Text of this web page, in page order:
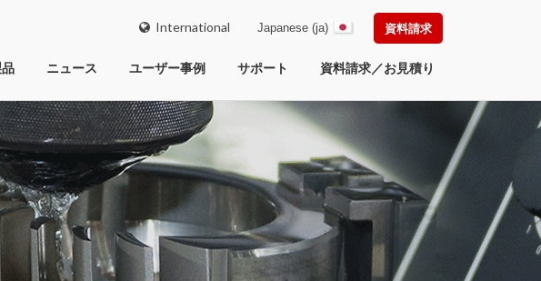
International 資料請求
Japanese (ja)
ニュース ユーザー事例 サポート 資料請求／お見積り